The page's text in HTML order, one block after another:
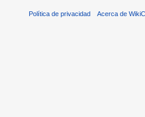
Política de privacidad Acerca de